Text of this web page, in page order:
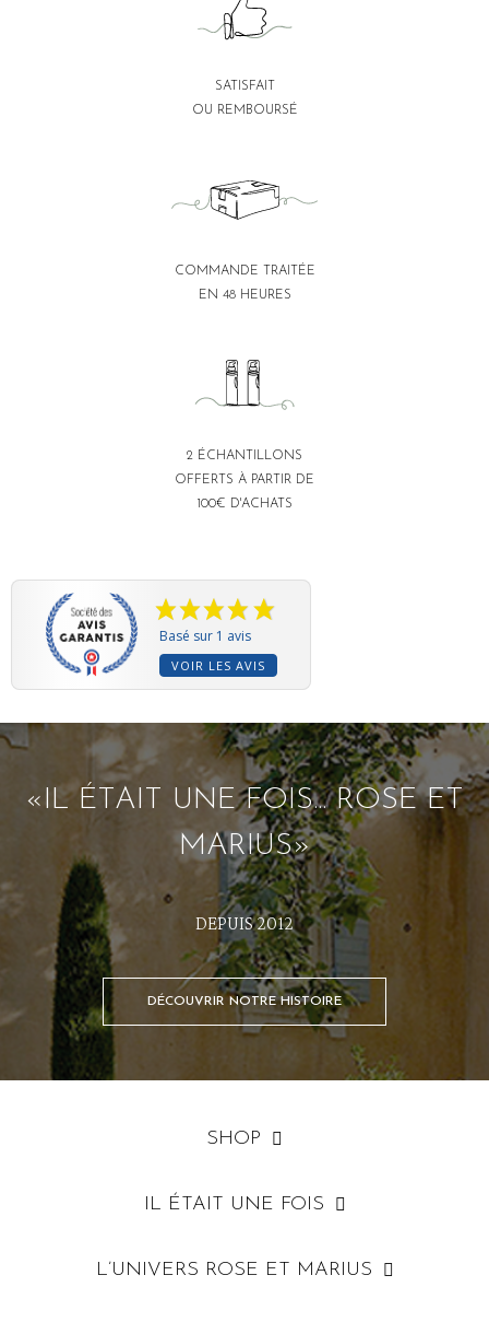
SATISFAIT
OU REMBOURSÉ
COMMANDE TRAITÉE
EN 48 HEURES
2 ÉCHANTILLONS
OFFERTS À PARTIR DE
100€ D'ACHATS
Basé sur 1 avis
VOIR LES AVIS
«IL ÉTAIT UNE FOIS... ROSE ET
MARIUS»
DEPUIS 2012
DÉCOUVRIR NOTRE HISTOIRE
SHOP
IL ÉTAIT UNE FOIS
L’UNIVERS ROSE ET MARIUS